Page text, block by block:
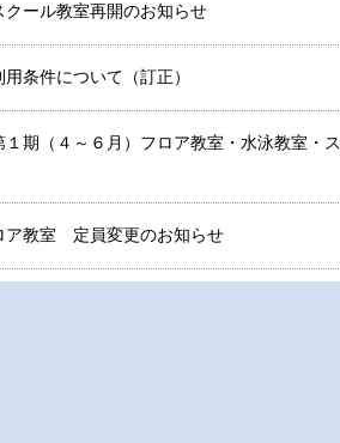
クール教室再開のお知らせ
条件について（訂正）
１期（４～６月）フロア教室・水泳教室・ス
教室 定員変更のお知らせ